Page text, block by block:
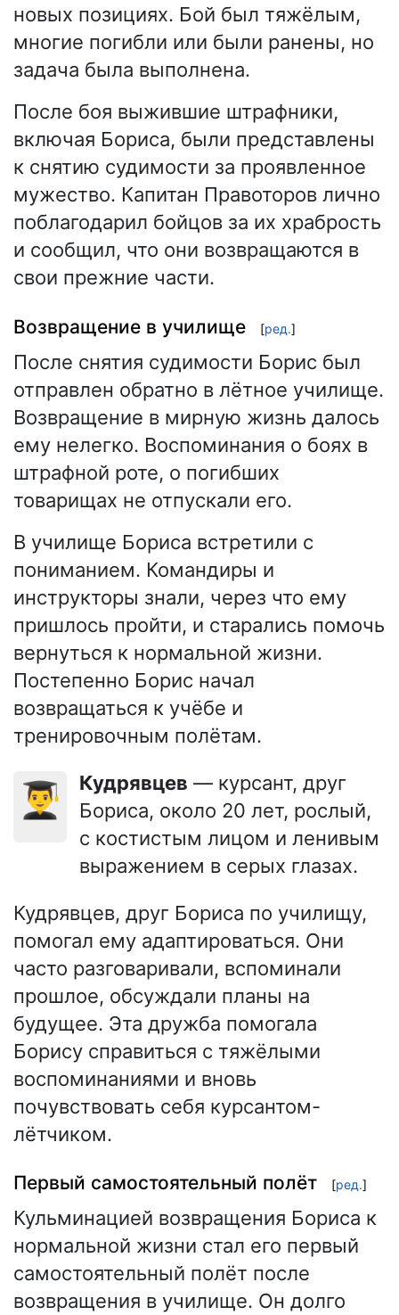
новых позициях. Бой был тяжёлым,
многие погибли или были ранены, но
задача была выполнена.
После боя выжившие штрафники,
включая Бориса, были представлены
к снятию судимости за проявленное
мужество. Капитан Правоторов лично
поблагодарил бойцов за их храбрость
и сообщил, что они возвращаются в
свои прежние части.
Возвращение в училище [ред.]
После снятия судимости Борис был
отправлен обратно в лётное училище.
Возвращение в мирную жизнь далось
ему нелегко. Воспоминания о боях в
штрафной роте, о погибших
товарищах не отпускали его.
В училище Бориса встретили с
пониманием. Командиры и
инструкторы знали, через что ему
пришлось пройти, и старались помочь
вернуться к нормальной жизни.
Постепенно Борис начал
возвращаться к учёбе и
тренировочным полётам.
👨‍🎓 Кудрявцев — курсант, друг
Бориса, около 20 лет, рослый,
с костистым лицом и ленивым
выражением в серых глазах.
Кудрявцев, друг Бориса по училищу,
помогал ему адаптироваться. Они
часто разговаривали, вспоминали
прошлое, обсуждали планы на
будущее. Эта дружба помогала
Борису справиться с тяжёлыми
воспоминаниями и вновь
почувствовать себя курсантом-
лётчиком.
Первый самостоятельный полёт [ред.]
Кульминацией возвращения Бориса к
нормальной жизни стал его первый
самостоятельный полёт после
возвращения в училище. Он долго